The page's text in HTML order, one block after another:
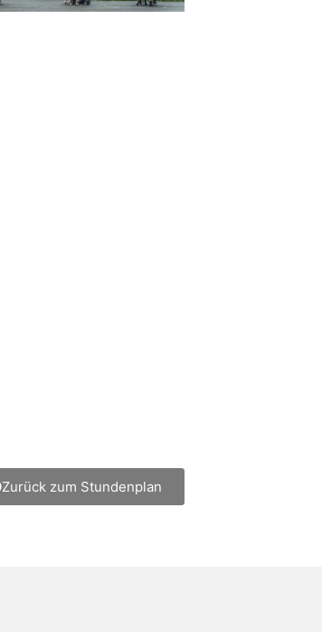
Zurück zum Stundenplan